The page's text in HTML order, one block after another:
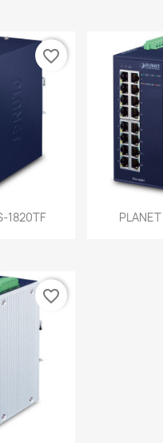
1820TF
favorite_border

favorite_border